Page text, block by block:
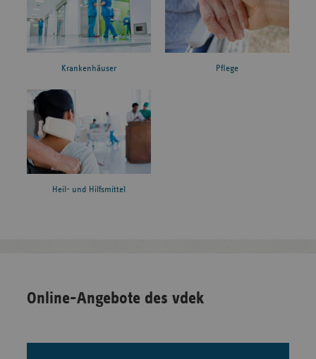
Krankenhäuser Pflege
Heil- und Hilfsmittel
Online-Angebote des vdek